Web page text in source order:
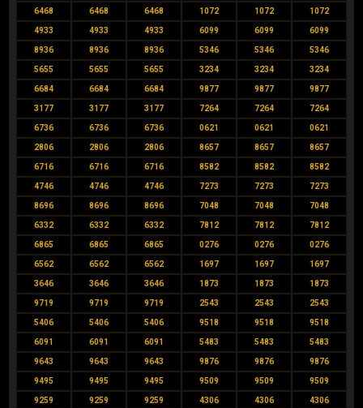
6468 6468 6468 1072 1072 1072
4933 4933 4933 6099 6099 6099
8936 8936 8936 5346 5346 5346
5655 5655 5655 3234 3234 3234
6684 6684 6684 9877 9877 9877
3177 3177 3177 7264 7264 7264
6736 6736 6736 0621 0621 0621
2806 2806 2806 8657 8657 8657
6716 6716 6716 8582 8582 8582
4746 4746 4746 7273 7273 7273
8696 8696 8696 7048 7048 7048
6332 6332 6332 7812 7812 7812
6865 6865 6865 0276 0276 0276
6562 6562 6562 1697 1697 1697
3646 3646 3646 1873 1873 1873
9719 9719 9719 2543 2543 2543
5406 5406 5406 9518 9518 9518
6091 6091 6091 5483 5483 5483
9643 9643 9643 9876 9876 9876
9495 9495 9495 9509 9509 9509
9259 9259 9259 4306 4306 4306